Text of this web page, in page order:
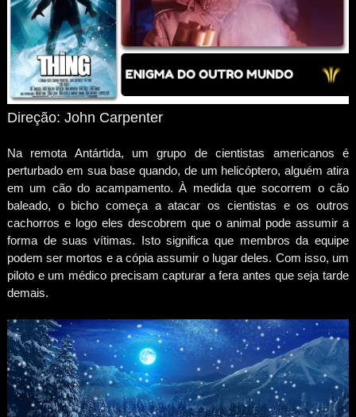
Direção: John Carpenter
Na remota Antártida, um grupo de cientistas americanos é
perturbado em sua base quando, de um helicóptero, alguém atira
em um cão do acampamento. À medida que socorrem o cão
baleado, o bicho começa a atacar os cientistas e os outros
cachorros e logo eles descobrem que o animal pode assumir a
forma de suas vítimas. Isto significa que membros da equipe
podem ser mortos e a cópia assumir o lugar deles. Com isso, um
piloto e um médico precisam capturar a fera antes que seja tarde
demais.